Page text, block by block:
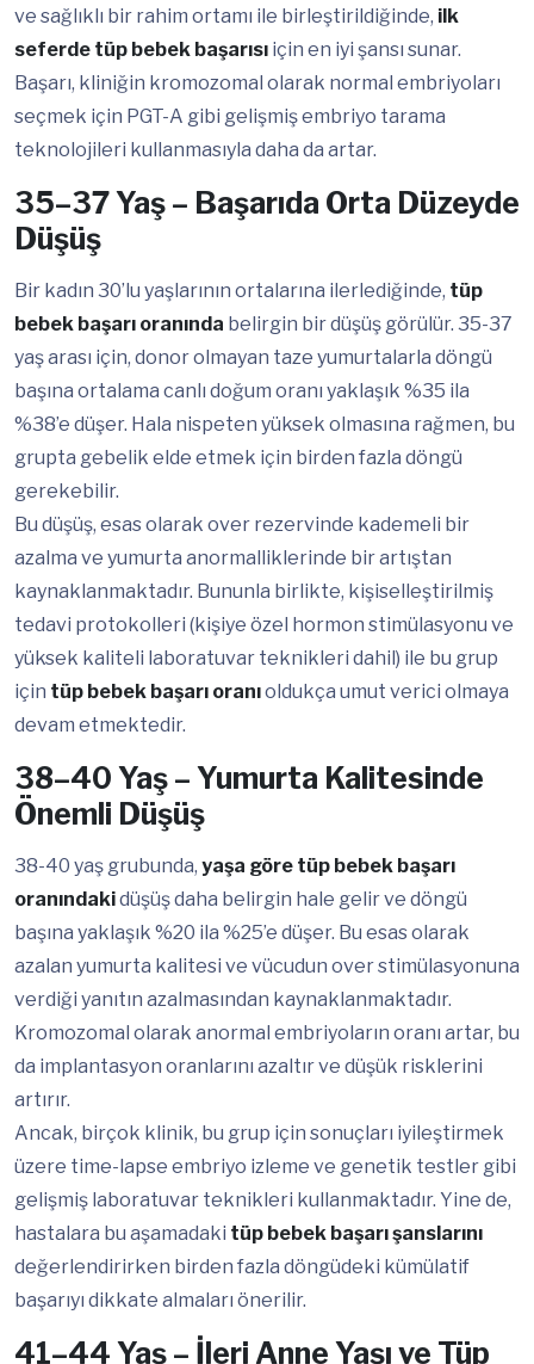
ve sağlıklı bir rahim ortamı ile birleştirildiğinde, ilk
seferde tüp bebek başarısı için en iyi şansı sunar.
Başarı, kliniğin kromozomal olarak normal embriyoları
seçmek için PGT-A gibi gelişmiş embriyo tarama
teknolojileri kullanmasıyla daha da artar.
35–37 Yaş – Başarıda Orta Düzeyde
Düşüş
Bir kadın 30’lu yaşlarının ortalarına ilerlediğinde, tüp
bebek başarı oranında belirgin bir düşüş görülür. 35-37
yaş arası için, donor olmayan taze yumurtalarla döngü
başına ortalama canlı doğum oranı yaklaşık %35 ila
%38’e düşer. Hala nispeten yüksek olmasına rağmen, bu
grupta gebelik elde etmek için birden fazla döngü
gerekebilir.
Bu düşüş, esas olarak over rezervinde kademeli bir
azalma ve yumurta anormalliklerinde bir artıştan
kaynaklanmaktadır. Bununla birlikte, kişiselleştirilmiş
tedavi protokolleri (kişiye özel hormon stimülasyonu ve
yüksek kaliteli laboratuvar teknikleri dahil) ile bu grup
için tüp bebek başarı oranıoldukça umut verici olmaya
devam etmektedir.
38–40 Yaş – Yumurta Kalitesinde
Önemli Düşüş
38-40 yaş grubunda, yaşa göre tüp bebek başarı
oranındakidüşüş daha belirgin hale gelir ve döngü
başına yaklaşık %20 ila %25’e düşer. Bu esas olarak
azalan yumurta kalitesi ve vücudun over stimülasyonuna
verdiği yanıtın azalmasından kaynaklanmaktadır.
Kromozomal olarak anormal embriyoların oranı artar, bu
da implantasyon oranlarını azaltır ve düşük risklerini
artırır.
Ancak, birçok klinik, bu grup için sonuçları iyileştirmek
üzere time-lapse embriyo izleme ve genetik testler gibi
gelişmiş laboratuvar teknikleri kullanmaktadır. Yine de,
hastalara bu aşamadaki tüp bebek başarı şanslarını
değerlendirirken birden fazla döngüdeki kümülatif
başarıyı dikkate almaları önerilir.
41–44 Yaş – İleri Anne Yaşı ve Tüp